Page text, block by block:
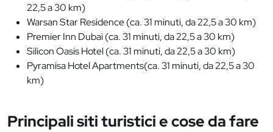
22,5 a 30 km)
Warsan Star Residence (ca. 31 minuti, da 22,5 a 30 km)
Premier Inn Dubai (ca. 31 minuti, da 22,5 a 30 km)
Silicon Oasis Hotel (ca. 31 minuti, da 22,5 a 30 km)
Pyramisa Hotel Apartments(ca. 31 minuti, da 22,5 a 30
km)
Principali siti turistici e cose da fare